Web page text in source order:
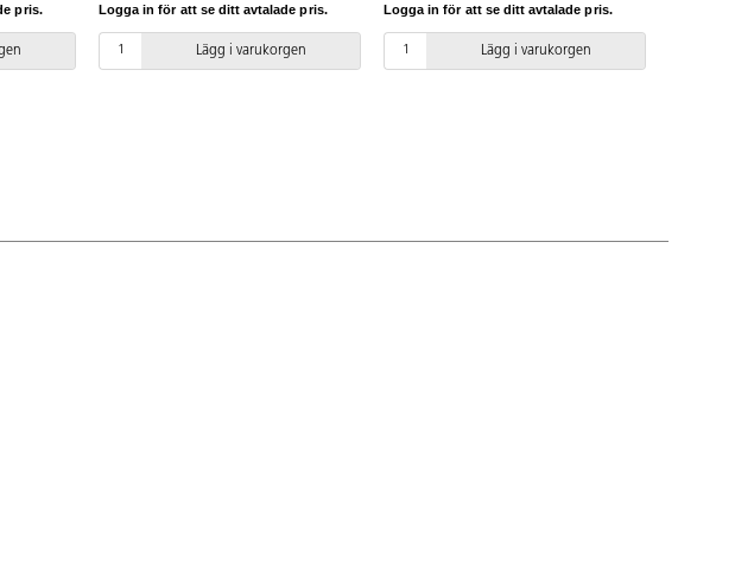
25
pris. Logga in för att se ditt avtalade pris.
Lägg i varukorgen
Logga in för att se ditt avtalade pris.
Lägg i varukorgen